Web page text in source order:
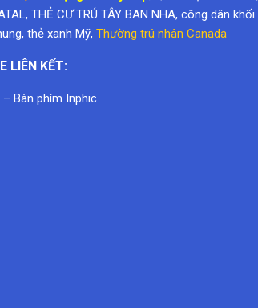
thẻ xanh Mỹ,Thường trú nhân Canada
LIÊN KẾT:
–Bàn phím Inphic